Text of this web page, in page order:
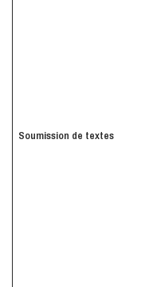
Soumission de textes